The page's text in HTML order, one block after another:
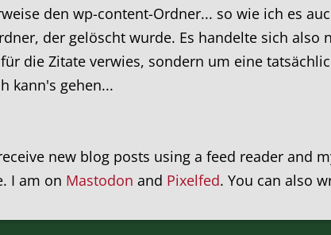
den wp-content-Ordner... so wie ich es
der gelöscht wurde. Es handelte sich also
die Zitate verwies, sondern um eine
kann's gehen...
new blog posts using a feed reader and
I am on Mastodon and Pixelfed. You can also